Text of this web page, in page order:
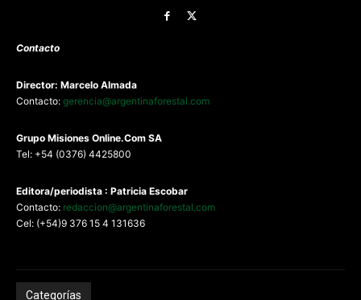
Contacto
Director: Marcelo Almada
Contacto: gerencia@argentinaforestal.com
Grupo Misiones Online.Com SA
Tel: +54 (0376) 4425800
Editora/periodista : Patricia Escobar
Contacto: redaccion@argentinaforestal.com
Cel: (+54)9 376 15 4 131636
Categorías